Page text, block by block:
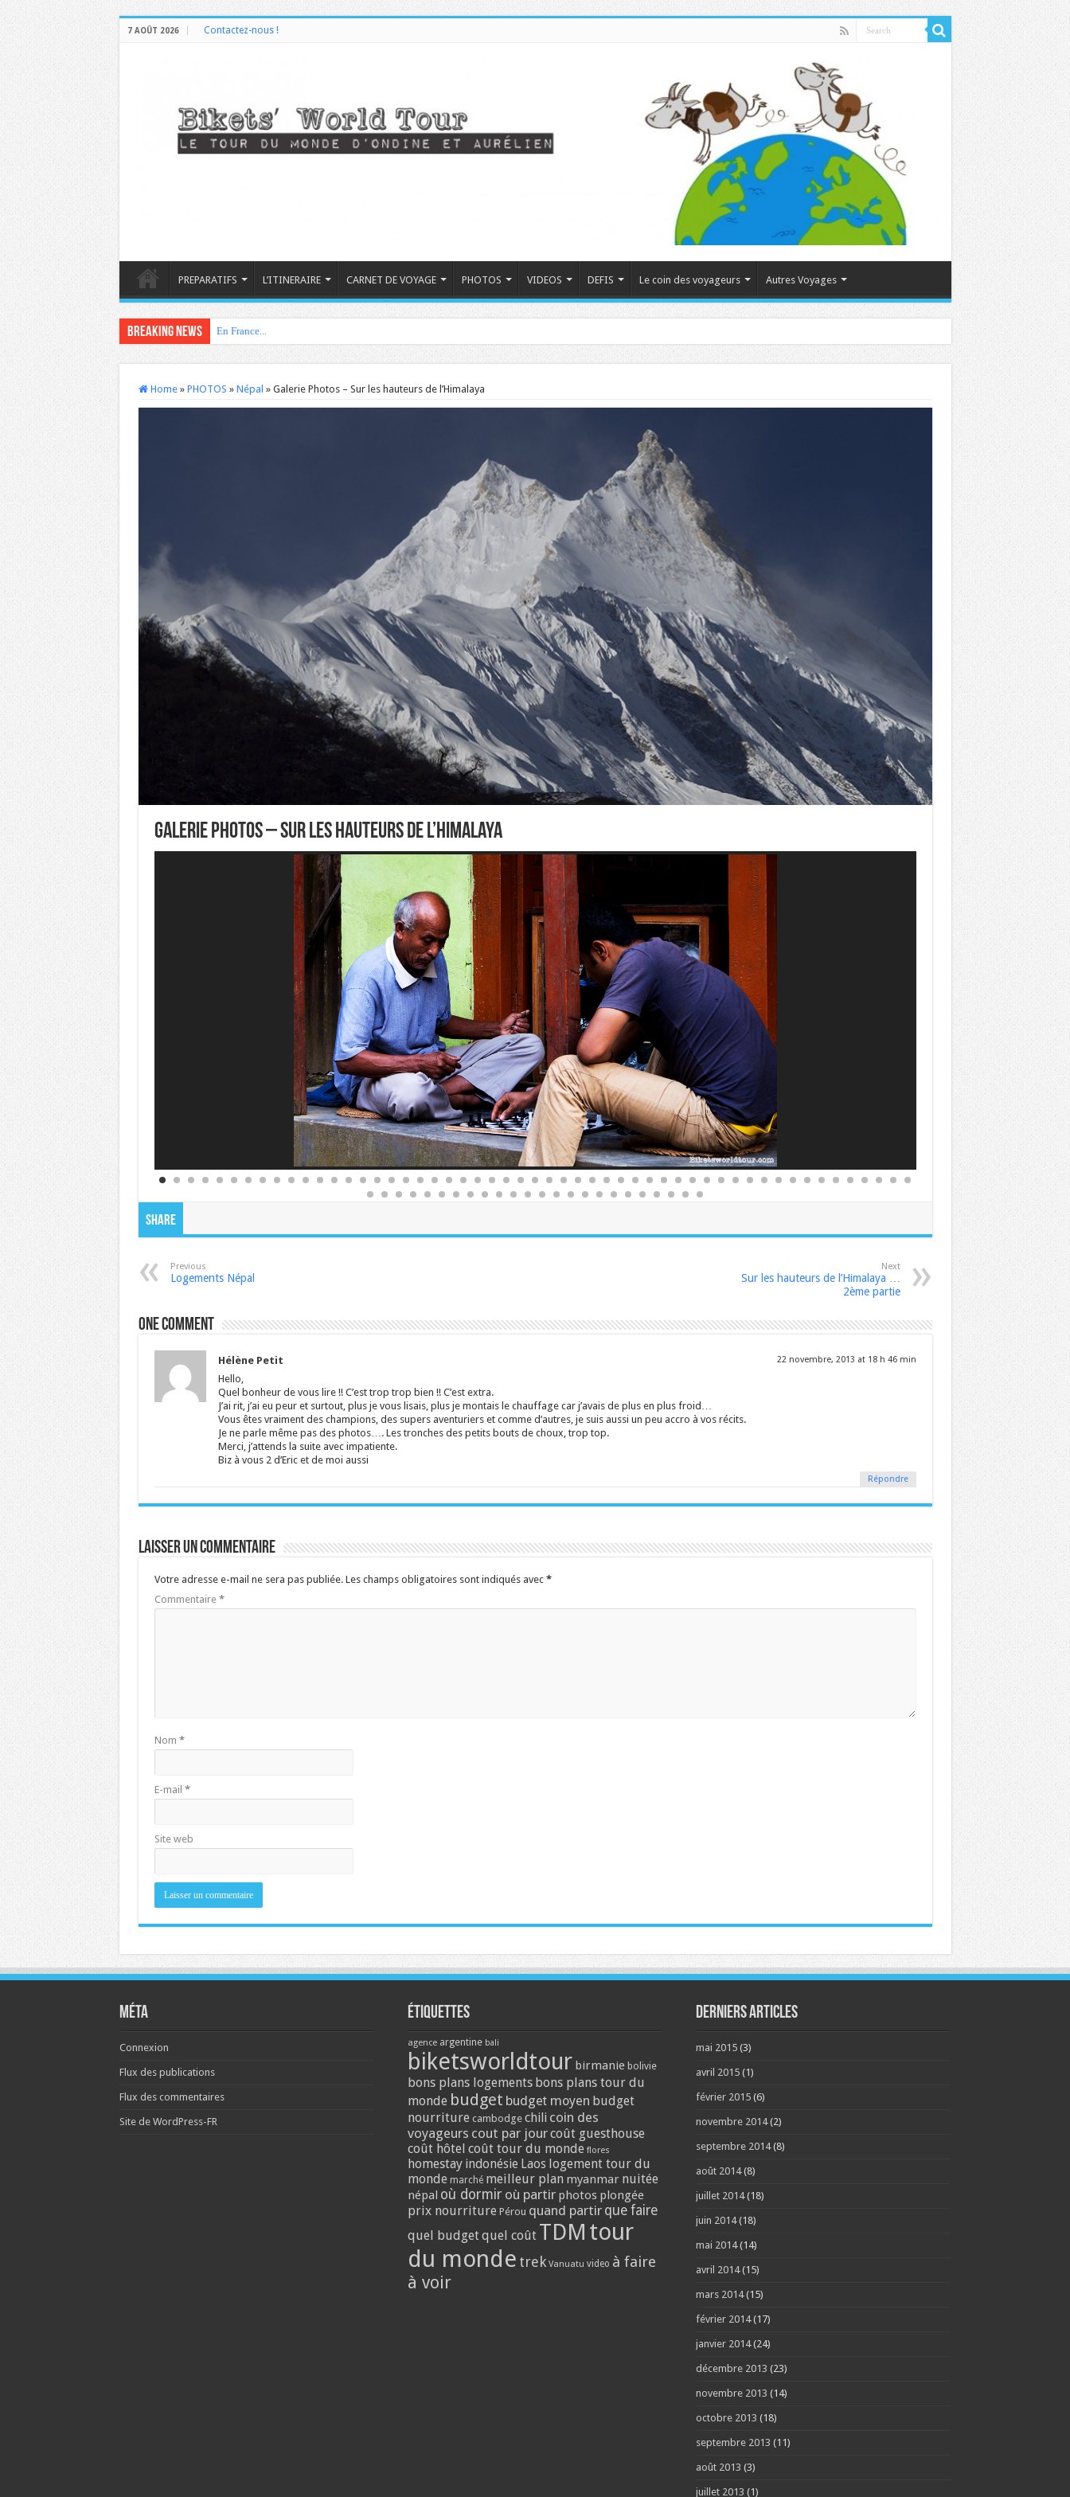
7 AOÛT 2026 Contactez-nous !
PREPARATIFS L’ITINERAIRE CARNET DE VOYAGE PHOTOS VIDEOS DEFIS Le coin des voyageurs Autres Voyages
Breaking News En France...
Home » PHOTOS » Népal » Galerie Photos – Sur les hauteurs de l’Himalaya
Galerie Photos – Sur les hauteurs de l’Himalaya
Share
Previous
Logements Népal
Next
Sur les hauteurs de l’Himalaya …
2ème partie
One comment
Hélène Petit 22 novembre, 2013 at 18 h 46 min
Hello,
Quel bonheur de vous lire !! C’est trop trop bien !! C’est extra.
J’ai rit, j’ai eu peur et surtout, plus je vous lisais, plus je montais le chauffage car j’avais de plus en plus froid…
Vous êtes vraiment des champions, des supers aventuriers et comme d’autres, je suis aussi un peu accro à vos récits.
Je ne parle même pas des photos…. Les tronches des petits bouts de choux, trop top.
Merci, j’attends la suite avec impatiente.
Biz à vous 2 d’Eric et de moi aussi
Répondre
Laisser un commentaire
Votre adresse e-mail ne sera pas publiée. Les champs obligatoires sont indiqués avec *
Commentaire *
Nom *
E-mail *
Site web
Méta
Connexion
Flux des publications
Flux des commentaires
Site de WordPress-FR
Étiquettes
agence argentine bali
biketsworldtour birmanie bolivie
bons plans logements bons plans tour du
monde budget budget moyen budget
nourriture cambodge chili coin des
voyageurs cout par jourcoût guesthouse
coût hôtel coût tour du monde flores
homestay indonésie Laos logement tour du
monde marché meilleur plan myanmar nuitée
népal où dormir où partir photos plongée
prix nourriture Pérou quand partir que faire
quel budgetquel coût TDM tour
du monde trek Vanuatu video à faire
à voir
Derniers articles
mai 2015 (3)
avril 2015 (1)
février 2015 (6)
novembre 2014(2)
septembre 2014(8)
août 2014(8)
juillet 2014(18)
juin 2014(18)
mai 2014(14)
avril 2014(15)
mars 2014(15)
février 2014(17)
janvier 2014(24)
décembre 2013 (23)
novembre 2013 (14)
octobre 2013 (18)
septembre 2013 (11)
août 2013 (3)
juillet 2013 (1)